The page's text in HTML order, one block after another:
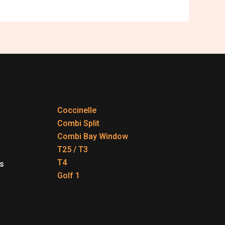
Coccinelle
Combi Split
Combi Bay Window
T25 / T3
T4
Golf 1